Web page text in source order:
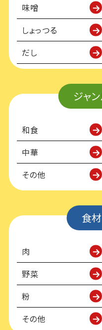
味噌
しょっつる
だし
ジャ
和食
中華
その他
食
肉
野菜
粉
その他